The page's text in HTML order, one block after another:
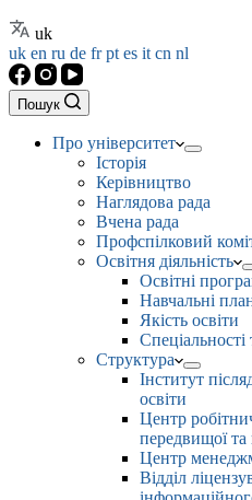
uk
uk en ru de frpt es it cn nl
Пошук
Про університет
Історія
Керівництво
Наглядова рада
Вчена рада
Профспілковий
Освітня діяльність
Освітні
Навчальні
Якість освіти
Структура
Інститут
освіти
Центр
передвищої та
Центр
Відділ